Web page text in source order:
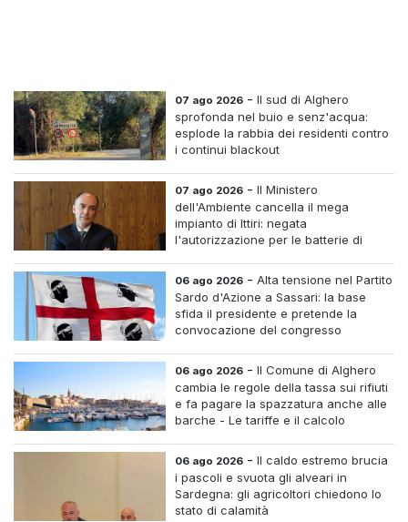
07 ago 2026 -Il sud di Alghero
sprofonda nel buio e senz'acqua:
esplode la rabbia dei residenti contro
i continui blackout
07 ago 2026 -Il Ministero
dell'Ambiente cancella il mega
impianto di Ittiri: negata
l'autorizzazione per le batterie di
06 ago 2026 -Alta tensione nel Partito
Sardo d'Azione a Sassari: la base
sfida il presidente e pretende la
convocazione del congresso
06 ago 2026 -Il Comune di Alghero
cambia le regole della tassa sui rifiuti
e fa pagare la spazzatura anche alle
barche - Le tariffe e il calcolo
06 ago 2026 -Il caldo estremo brucia
i pascoli e svuota gli alveari in
Sardegna: gli agricoltori chiedono lo
stato di calamità